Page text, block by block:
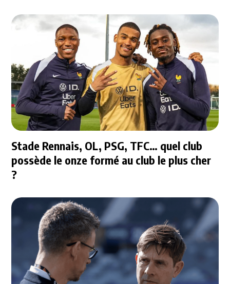
Stade Rennais, OL, PSG, TFC… quel club
possède le onze formé au club le plus cher
?